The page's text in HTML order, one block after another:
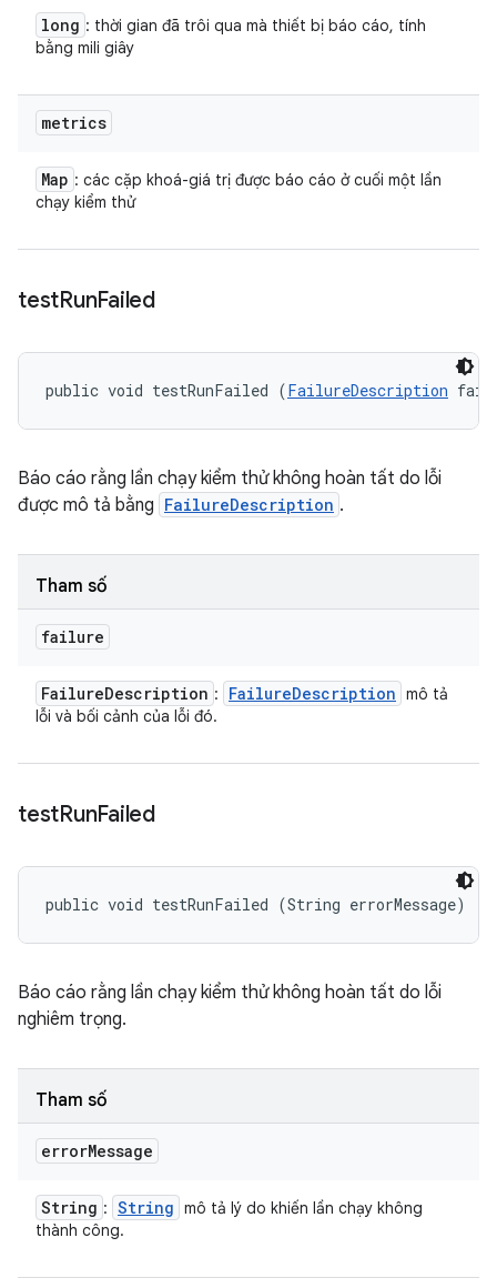
long : thời gian đã trôi qua mà thiết bị báo cáo, tính
bằng mili giây
metrics
Map : các cặp khoá-giá trị được báo cáo ở cuối một lần
chạy kiểm thử
testRunFailed
public void testRunFailed (FailureDescription
Báo cáo rằng lần chạy kiểm thử không hoàn tất do lỗi
được mô tả bằng FailureDescription .
Tham số
failure
FailureDescription : FailureDescription mô tả
lỗi và bối cảnh của lỗi đó.
testRunFailed
public void testRunFailed (String errorMessage)
Báo cáo rằng lần chạy kiểm thử không hoàn tất do lỗi
nghiêm trọng.
Tham số
errorMessage
String : String mô tả lý do khiến lần chạy không
thành công.